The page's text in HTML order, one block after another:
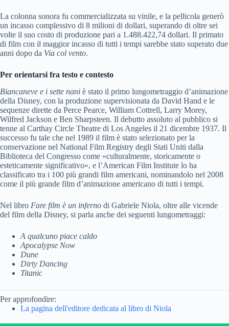
La colonna sonora fu commercializzata su vinile, e la pellicola generò
un incasso complessivo di 8 milioni di dollari, superando di oltre sei
volte il suo costo di produzione pari a 1.488.422,74 dollari. Il primato
di film con il maggior incasso di tutti i tempi sarebbe stato superato due
anni dopo da Via col vento.
Per orientarsi fra testo e contesto
Biancaneve e i sette nani è stato il primo lungometraggio d’animazione
della Disney, con la produzione supervisionata da David Hand e le
sequenze dirette da Perce Pearce, William Cottrell, Larry Morey,
Wilfred Jackson e Ben Sharpsteen. Il debutto assoluto al pubblico si
tenne al Carthay Circle Theatre di Los Angeles il 21 dicembre 1937. Il
successo fu tale che nel 1989 il film è stato selezionato per la
conservazione nel National Film Registry degli Stati Uniti dalla
Biblioteca del Congresso come «culturalmente, storicamente o
esteticamente significativo», e l’American Film Institute lo ha
classificato tra i 100 più grandi film americani, nominandolo nel 2008
come il più grande film d’animazione americano di tutti i tempi.
Nel libro Fare film è un inferno di Gabriele Niola, oltre alle vicende
del film della Disney, si parla anche dei seguenti lungometraggi:
A qualcuno piace caldo
Apocalypse Now
Dune
Dirty Dancing
Titanic
Per approfondire:
La pagina dell'editore dedicata al libro di Niola